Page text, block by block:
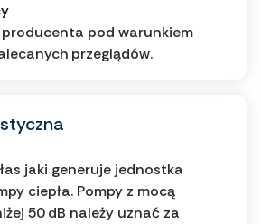
pod warunkiem
przeglądów.
jaki generuje jednostka
ciepła. Pompy z mocą
50 dB należy uznać za